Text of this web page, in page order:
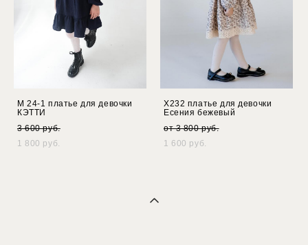
М 24-1 платье для девочки
КЭТТИ
3 600 pуб.
1 800 pуб.
Х232 платье для девочки
Есения бежевый
от 3 800 pуб.
1 600 pуб.